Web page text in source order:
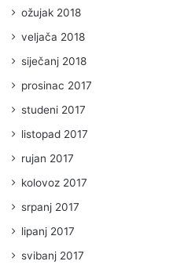
ožujak 2018
veljača 2018
siječanj 2018
prosinac 2017
studeni 2017
listopad 2017
rujan 2017
kolovoz 2017
srpanj 2017
lipanj 2017
svibanj 2017